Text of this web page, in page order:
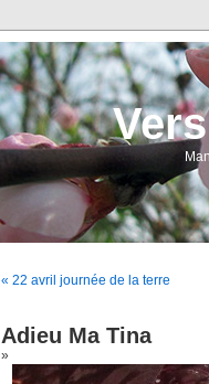
« 22 avril journée de la terre
Adieu Ma Tina